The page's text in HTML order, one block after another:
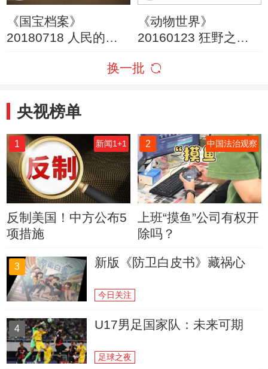
《国宝档案》
20180718 人民的胜
《动物世界》
20160123 狂野之战
换一批
央视榜单
1 新闻1+1
反制美国！中方公布5
项措施
2 中国法治观察
上班“摸鱼”公司有权开
除吗？
3 新版《防卫白皮书》藏祸心
今日关注
4 U17男足国家队：未来可期
足球之夜